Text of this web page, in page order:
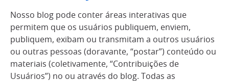
Nosso blog pode conter áreas interativas que
permitem que os usuários publiquem, enviem,
publiquem, exibam ou transmitam a outros usuários
ou outras pessoas (doravante, “postar”) conteúdo ou
materiais (coletivamente, “Contribuições de
Usuários”) no ou através do blog. Todas as